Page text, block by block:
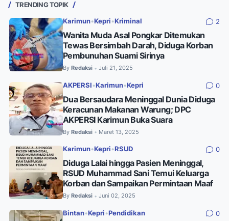
TRENDING TOPIK
Karimun•Kepri •Kriminal 2
Wanita Muda Asal Pongkar Ditemukan
Tewas Bersimbah Darah, Diduga Korban
Pembunuhan Suami Sirinya
By Redaksi • Juli 21, 2025
AKPERSI •Karimun•Kepri 0
Dua Bersaudara Meninggal Dunia Diduga
Keracunan Makanan Warung; DPC
AKPERSI Karimun Buka Suara
By Redaksi • Maret 13, 2025
Karimun•Kepri •RSUD 0
Diduga Lalai hingga Pasien Meninggal,
RSUD Muhammad Sani Temui Keluarga
Korban dan Sampaikan Permintaan Maaf
By Redaksi • Juni 02, 2025
Bintan•Kepri •Pendidikan 0